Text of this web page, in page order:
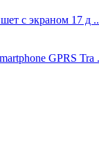
с экраном 17 д
GPRS Tra